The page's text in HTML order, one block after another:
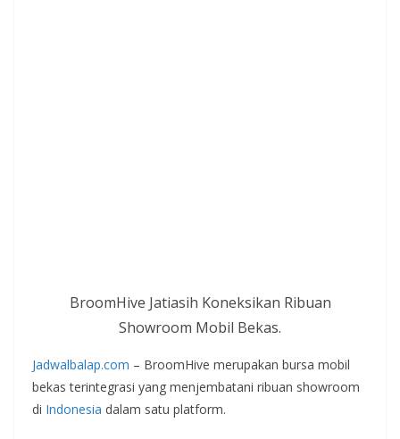
BroomHive Jatiasih Koneksikan Ribuan
Showroom Mobil Bekas.
Jadwalbalap.com – BroomHive merupakan bursa mobil
bekas terintegrasi yang menjembatani ribuan showroom
di Indonesia dalam satu platform.